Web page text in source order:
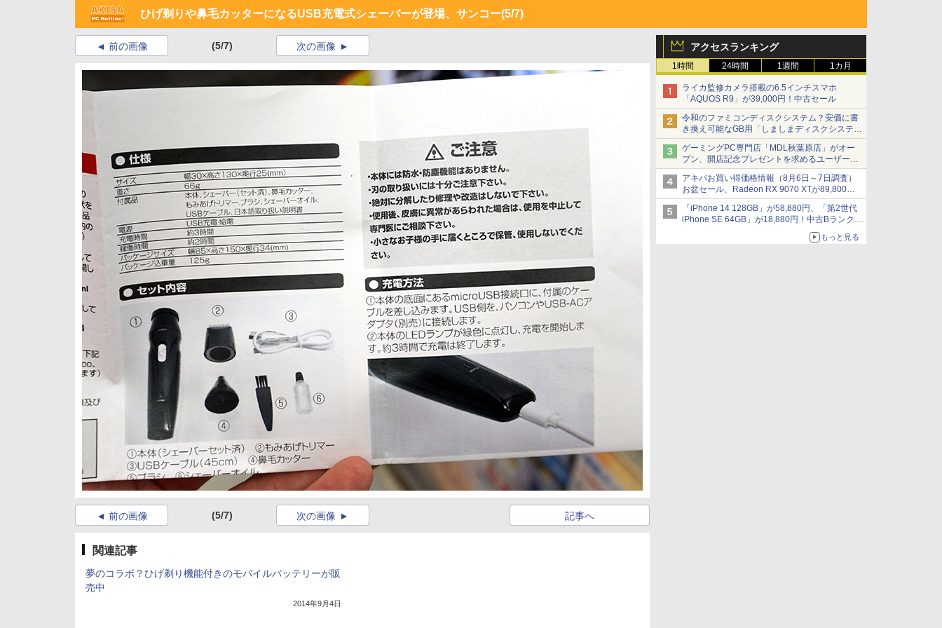
ひげ剃りや鼻毛カッターになるUSB充電式シェーバーが登場、サンコー(5/7)
アクセスランキング
1時間 24時間 1週間 1カ月
ライカ監修カメラ搭載の6.5インチスマホ
「AQUOS R9」が39,000円！中古セール
令和のファミコンディスクシステム？安価に書
き換え可能なGB用「しましまディスクシステ
ム」
ゲーミングPC専門店「MDL秋葉原店」がオー
プン、開店記念プレゼントを求めるユーザーが
押し寄せ長蛇の列に
アキバお買い得価格情報（8月6日～7日調査）
お盆セール、Radeon RX 9070 XTが89,800
円、水平周波数24.8kHz対応の17型モニターが
9,801円、暑さ指数連動セール ほか
「iPhone 14 128GB」が58,880円、「第2世代
iPhone SE 64GB」が18,880円！中古Bランク品
もっと見る
前の画像 (5/7) 次の画像
前の画像 (5/7) 次の画像 記事へ
関連記事
夢のコラボ？ひげ剃り機能付きのモバイルバッテリーが販
売中
2014年9月4日